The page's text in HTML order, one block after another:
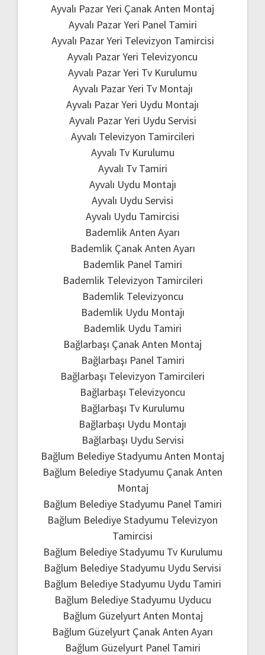
Ayvalı Pazar Yeri Çanak Anten Montaj
Ayvalı Pazar Yeri Panel Tamiri
Ayvalı Pazar Yeri Televizyon Tamircisi
Ayvalı Pazar Yeri Televizyoncu
Ayvalı Pazar Yeri Tv Kurulumu
Ayvalı Pazar Yeri Tv Montajı
Ayvalı Pazar Yeri Uydu Montajı
Ayvalı Pazar Yeri Uydu Servisi
Ayvalı Televizyon Tamircileri
Ayvalı Tv Kurulumu
Ayvalı Tv Tamiri
Ayvalı Uydu Montajı
Ayvalı Uydu Servisi
Ayvalı Uydu Tamircisi
Bademlik Anten Ayarı
Bademlik Çanak Anten Ayarı
Bademlik Panel Tamiri
Bademlik Televizyon Tamircileri
Bademlik Televizyoncu
Bademlik Uydu Montajı
Bademlik Uydu Tamiri
Bağlarbaşı Çanak Anten Montaj
Bağlarbaşı Panel Tamiri
Bağlarbaşı Televizyon Tamircileri
Bağlarbaşı Televizyoncu
Bağlarbaşı Tv Kurulumu
Bağlarbaşı Uydu Montajı
Bağlarbaşı Uydu Servisi
Bağlum Belediye Stadyumu Anten Montaj
Bağlum Belediye Stadyumu Çanak Anten
Montaj
Bağlum Belediye Stadyumu Panel Tamiri
Bağlum Belediye Stadyumu Televizyon
Tamircisi
Bağlum Belediye Stadyumu Tv Kurulumu
Bağlum Belediye Stadyumu Uydu Servisi
Bağlum Belediye Stadyumu Uydu Tamiri
Bağlum Belediye Stadyumu Uyducu
Bağlum Güzelyurt Anten Montaj
Bağlum Güzelyurt Çanak Anten Ayarı
Bağlum Güzelyurt Panel Tamiri